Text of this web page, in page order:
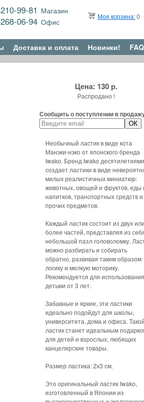
99-81 Магазин
06-94Офис
Моя корзина:0
Доставка и оплата Новинки! FAQ
Цена: 130 р.
Распродано !
Сообщить о поступлении в
Необычный ластик в виде кота
Манэки-нэко от японского бренда
Iwako. Бренд Iwako десятилетиями
создает ластики в виде
милых реалистичных миниатюр:
животных, овощей и фруктов, еды
напитков, транспортных средств и
прочих предметов.
Каждый ластик состоит из двух или
более частей, представляя из
небольшой пазл-головоломку.
можно разбирать и собирать
обратно, развивая таким образом
логику и мелкую моторику.
Рекомендуется для использования
детьми от 3 лет.
Забавные и яркие, эти ластики
идеально подойдут для школы,
университета, дома и офиса. Такой
ластик станет идеальным
для детей и взрослых, любящих
канцелярские товары.
Размер ластика: 2х3 см.
Это оригинальный ластик Iwako,
изготовленный в Японии из